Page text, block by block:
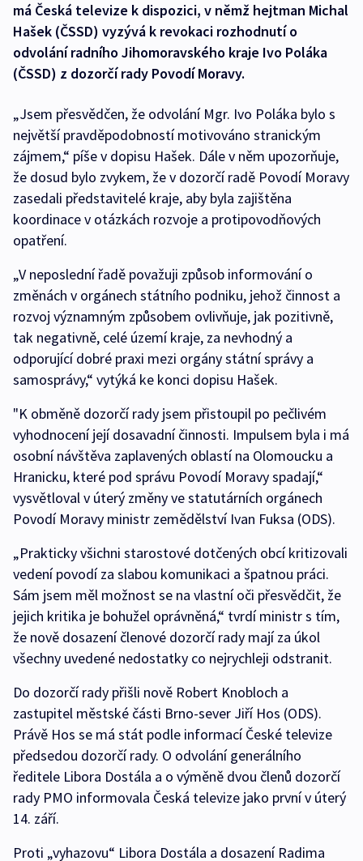
má Česká televize k dispozici, v němž hejtman Michal
Hašek (ČSSD) vyzývá k revokaci rozhodnutí o
odvolání radního Jihomoravského kraje Ivo Poláka
(ČSSD) z dozorčí rady Povodí Moravy.
„Jsem přesvědčen, že odvolání Mgr. Ivo Poláka bylo s
největší pravděpodobností motivováno stranickým
zájmem,“ píše v dopisu Hašek. Dále v něm upozorňuje,
že dosud bylo zvykem, že v dozorčí radě Povodí Moravy
zasedali představitelé kraje, aby byla zajištěna
koordinace v otázkách rozvoje a protipovodňových
opatření.
„V neposlední řadě považuji způsob informování o
změnách v orgánech státního podniku, jehož činnost a
rozvoj významným způsobem ovlivňuje, jak pozitivně,
tak negativně, celé území kraje, za nevhodný a
odporující dobré praxi mezi orgány státní správy a
samosprávy,“ vytýká ke konci dopisu Hašek.
"K obměně dozorčí rady jsem přistoupil po pečlivém
vyhodnocení její dosavadní činnosti. Impulsem byla i má
osobní návštěva zaplavených oblastí na Olomoucku a
Hranicku, které pod správu Povodí Moravy spadají,“
vysvětloval v úterý změny ve statutárních orgánech
Povodí Moravy ministr zemědělství Ivan Fuksa (ODS).
„Prakticky všichni starostové dotčených obcí kritizovali
vedení povodí za slabou komunikaci a špatnou práci.
Sám jsem měl možnost se na vlastní oči přesvědčit, že
jejich kritika je bohužel oprávněná,“ tvrdí ministr s tím,
že nově dosazení členové dozorčí rady mají za úkol
všechny uvedené nedostatky co nejrychleji odstranit.
Do dozorčí rady přišli nově Robert Knobloch a
zastupitel městské části Brno-sever Jiří Hos (ODS).
Právě Hos se má stát podle informací České televize
předsedou dozorčí rady. O odvolání generálního
ředitele Libora Dostála a o výměně dvou členů dozorčí
rady PMO informovala Česká televize jako první v úterý
14. září.
Proti „vyhazovu“ Libora Dostála a dosazení Radima